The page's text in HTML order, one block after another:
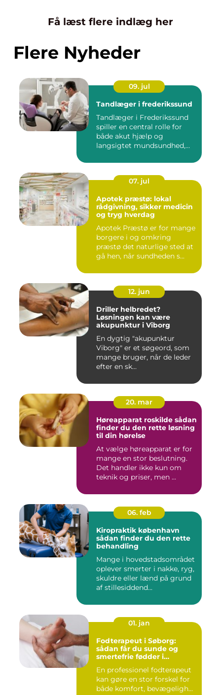
Få læst flere indlæg her
Flere Nyheder
09. jul
Tandlæger i frederikssund
Tandlæger i Frederikssund
spiller en central rolle for
både akut hjælp og
langsigtet mundsundhed,
07. jul
Apotek præstø: lokal
rådgivning, sikker medicin
og tryg hverdag
Apotek Præstø er for mange
borgere i og omkring
præstø det naturlige sted at
gå hen, når sundheden s...
12. jun
Driller helbredet?
Løsningen kan være
akupunktur i Viborg
En dygtig "akupunktur
Viborg" er et søgeord, som
mange bruger, når de leder
efter en sk...
20. mar
Høreapparat roskilde sådan
finder du den rette løsning
til din hørelse
At vælge høreapparat er for
mange en stor beslutning.
Det handler ikke kun om
teknik og priser, men ...
06. feb
Kiropraktik københavn
sådan finder du den rette
behandling
Mange i hovedstadsområdet
oplever smerter i nakke, ryg,
skuldre eller lænd på grund
af stillesiddend...
01. jan
Fodterapeut i Søborg:
sådan får du sunde og
smertefrie fødder i
En professionel fodterapeut
kan gøre en stor forskel for
både komfort, bevægeligh...